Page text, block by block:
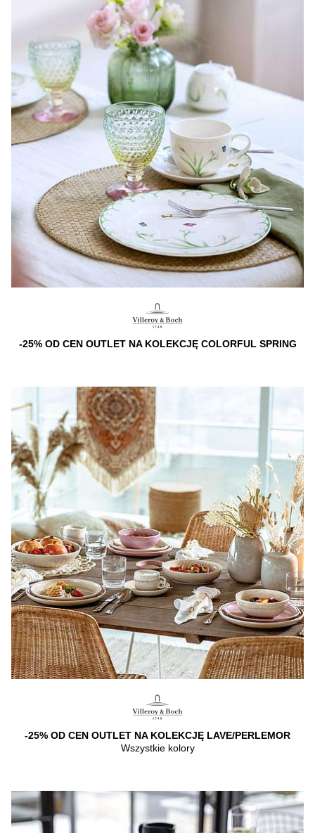
-25% OD CEN OUTLET NA KOLEKCJĘ COLORFUL SPRING
-25% OD CEN OUTLET NA KOLEKCJĘ LAVE/PERLEMOR
Wszystkie kolory